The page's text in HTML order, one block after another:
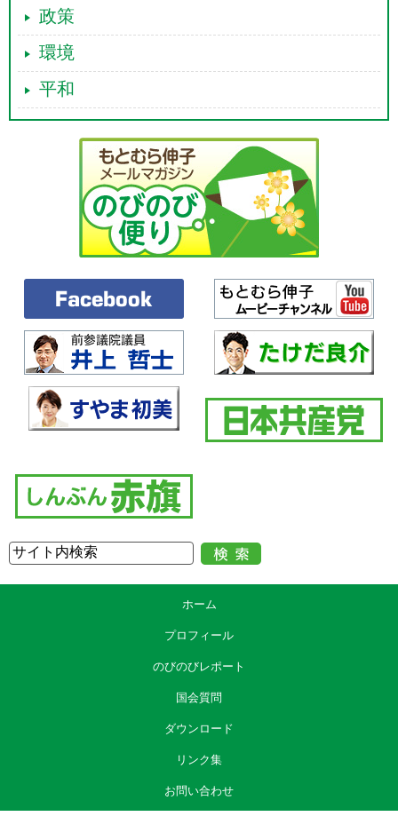
政策
環境
平和
ホーム
プロフィール
のびのびレポート
国会質問
ダウンロード
リンク集
お問い合わせ